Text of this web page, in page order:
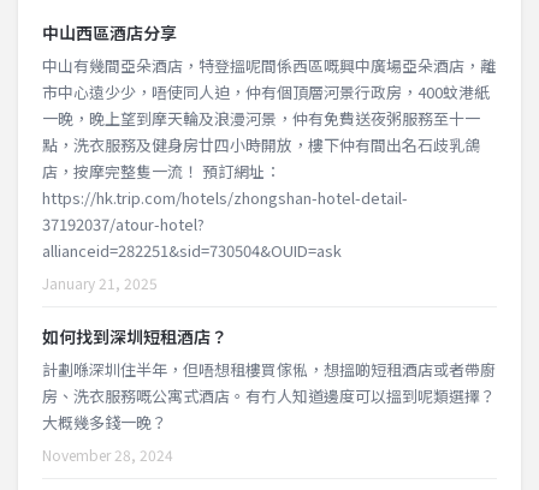
中山西區酒店分享
中山有幾間亞朵酒店，特登搵呢間係西區嘅興中廣場亞朵酒店，離
市中心遠少少，唔使同人迫，仲有個頂層河景行政房，400蚊港紙
一晚，晚上望到摩天輪及浪漫河景，仲有免費送夜粥服務至十一
點，洗衣服務及健身房廿四小時開放，樓下仲有間出名石歧乳鴿
店，按摩完整隻一流！ 預訂網址：
https://hk.trip.com/hotels/zhongshan-hotel-detail-
37192037/atour-hotel?
allianceid=282251&sid=730504&OUID=ask
January 21, 2025
如何找到深圳短租酒店？
計劃喺深圳住半年，但唔想租樓買傢俬，想搵啲短租酒店或者帶廚
房、洗衣服務嘅公寓式酒店。有冇人知道邊度可以搵到呢類選擇？
大概幾多錢一晚？
November 28, 2024